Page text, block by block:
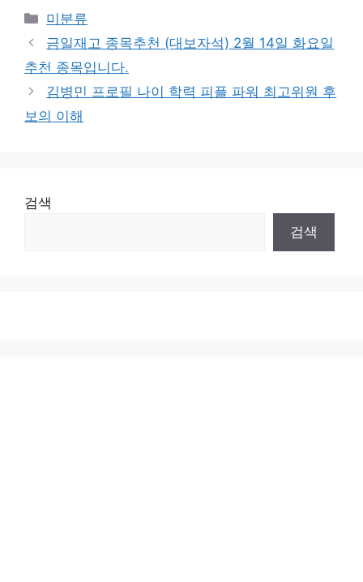
Categories
미분류
금일재고 종목추천 (대보자석) 2월 14일 화요일
추천 종목입니다.
김병민 프로필 나이 학력 피플 파워 최고위원 후
보의 이해
검색
검색